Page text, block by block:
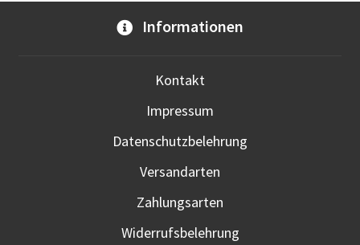
Informationen
Kontakt
Impressum
Datenschutzbelehrung
Versandarten
Zahlungsarten
Widerrufsbelehrung